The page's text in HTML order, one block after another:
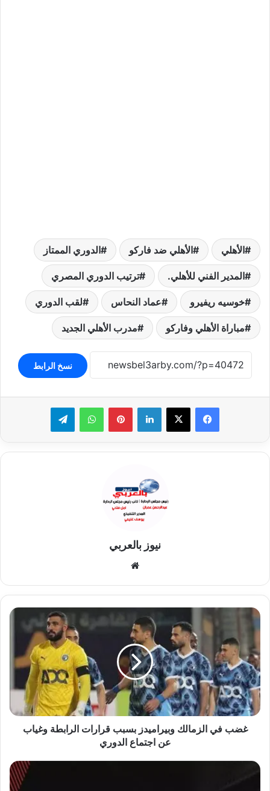
الأهلي الأهلي ضد فاركو الدوري الممتاز
المدير الفني للأهلي. ترتيب الدوري المصري
خوسيه ريفيرو عماد النحاس لقب الدوري
مباراة الأهلي وفاركو مدرب الأهلي الجديد
نسخ الرابط
لينكدإن بينتيريستواتساب تيلقرام
نيوز بالعربي
غضب
في
الزمالك
وبيراميدز
بسبب
قرارات
الرابطة
وغياب
عن
اجتماعغضب في الزمالك وبيراميدز بسبب قرارات الرابطة وغياب
عن اجتماع الدوري
رابطة